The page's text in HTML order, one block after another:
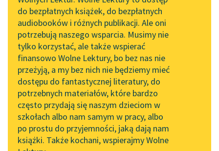
do słuchania
Byliśmy częścią AI Impact
Lab
Zapraszamy na spotkanie
online z tłumaczkami
literatury skandynawskiej
Spotkanie z Katarzyną
Tunkiel w Oslo
102. lata temu zmarł
Joseph Conrad
Leśmianator
Przewodnik dla piszących i
czytających
API
OAI-PMH
Widget Wolnych Lektur
Przypisy
do bezpłatnych książek, do bezpłatnych
audiobooków i różnych publikacji. Ale oni
potrzebują naszego wsparcia. Musimy nie
tylko korzystać, ale także wspierać
finansowo Wolne Lektury, bo bez nas nie
przeżyją, a my bez nich nie będziemy mieć
dostępu do fantastycznej literatury, do
potrzebnych materiałów, które bardzo
często przydają się naszym dzieciom w
szkołach albo nam samym w pracy, albo
po prostu do przyjemności, jaką dają nam
książki. Także kochani, wspierajmy Wolne
pobierz książkę
czytaj online
Dramat powstały w końcu XVI wieku pokazuje iście
makiawelicznego księcia w akcji: równie krwawy jak
Makbet, a bodajże bardziej ambitny i inteligentny —
Ryszard zadziwia przewrotnością i całkowitym brakiem